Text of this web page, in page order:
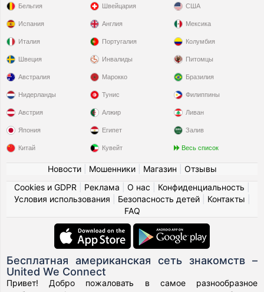
Бельгия
Испания
Италия
Швеция
Швейцария
Англия
Португалия
Инвалиды
США
Мексика
Колумбия
Питомцы
Австралия
Нидерланды
Австрия
Япония
Китай
Марокко
Тунис
Алжир
Египет
Кувейт
Бразилия
Филиппины
Ливан
Залив
Весь список
Новости| Мошенники| Магазин
Отзывы
Cookies и GDPR
Реклама О нас Конфиденциальность
Условия использования
Безопасность детей| Контакты
FAQ
Бесплатная американская сеть знакомств –
United We Connect
Привет! Добро пожаловать в самое разнообразное